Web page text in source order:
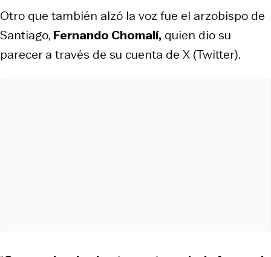
Otro que también alzó la voz fue el arzobispo de
Santiago, Fernando Chomalí, quien dio su
parecer a través de su cuenta de X (Twitter).